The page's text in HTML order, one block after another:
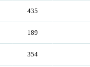
435
189
354